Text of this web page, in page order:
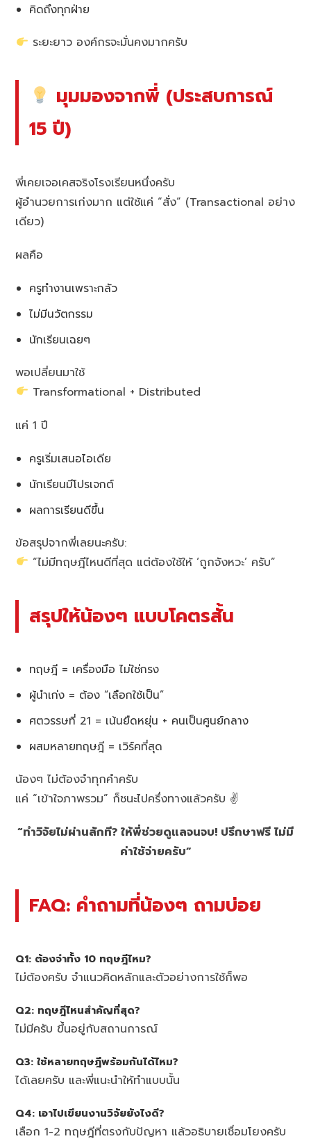
คิดถึงทุกฝ่าย
ระยะยาว องค์กรจะมั่นคงมากครับ
มุมมองจากพี่ (ประสบการณ์
15 ปี)
พี่เคยเจอเคสจริงโรงเรียนหนึ่งครับ
ผู้อำนวยการเก่งมาก แต่ใช้แค่ “สั่ง” (Transactional อย่าง
เดียว)
ผลคือ
ครูทำงานเพราะกลัว
ไม่มีนวัตกรรม
นักเรียนเฉยๆ
พอเปลี่ยนมาใช้
Transformational + Distributed
แค่ 1 ปี
ครูเริ่มเสนอไอเดีย
นักเรียนมีโปรเจกต์
ผลการเรียนดีขึ้น
ข้อสรุปจากพี่เลยนะครับ:
“ไม่มีทฤษฎีไหนดีที่สุด แต่ต้องใช้ให้ ‘ถูกจังหวะ’ ครับ”
สรุปให้น้องๆ แบบโคตรสั้น
ทฤษฎี = เครื่องมือ ไม่ใช่กรง
ผู้นำเก่ง = ต้อง “เลือกใช้เป็น”
ศตวรรษที่ 21 = เน้นยืดหยุ่น + คนเป็นศูนย์กลาง
ผสมหลายทฤษฎี = เวิร์คที่สุด
น้องๆ ไม่ต้องจำทุกคำครับ
แค่ “เข้าใจภาพรวม” ก็ชนะไปครึ่งทางแล้วครับ ✌️
“ทำวิจัยไม่ผ่านสักที? ให้พี่ช่วยดูแลจนจบ! ปรึกษาฟรี ไม่มี
ค่าใช้จ่ายครับ”
FAQ: คำถามที่น้องๆ ถามบ่อย
Q1: ต้องจำทั้ง 10 ทฤษฎีไหม?
ไม่ต้องครับ จำแนวคิดหลักและตัวอย่างการใช้ก็พอ
Q2: ทฤษฎีไหนสำคัญที่สุด?
ไม่มีครับ ขึ้นอยู่กับสถานการณ์
Q3: ใช้หลายทฤษฎีพร้อมกันได้ไหม?
ได้เลยครับ และพี่แนะนำให้ทำแบบนั้น
Q4: เอาไปเขียนงานวิจัยยังไงดี?
เลือก 1-2 ทฤษฎีที่ตรงกับปัญหา แล้วอธิบายเชื่อมโยงครับ